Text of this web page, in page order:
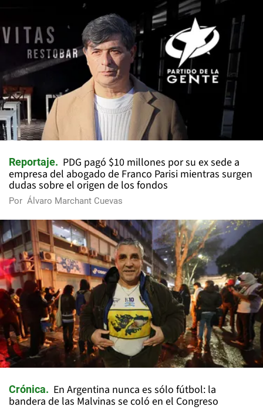
Reportaje
PDG pagó $10 millones por su ex sede a
empresa del abogado de Franco Parisi mientras surgen
dudas sobre el origen de los fondos
Por Álvaro Marchant Cuevas
Crónica
En Argentina nunca es sólo fútbol: la
bandera de las Malvinas se coló en el Congreso